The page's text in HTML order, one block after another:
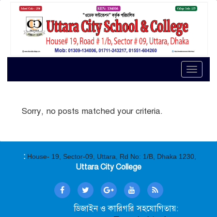
Toggle
Sorry, no posts matched your criteria.
: House- 19, Sector-09, Uttara, Rd No: 1/B, Dhaka 1230,
Uttara City College
ডিজাইন ও কারিগরি সহযোগিতায়: